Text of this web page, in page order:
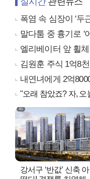
폭염 속 심장이 '두
말다툼 중 흉기로 '
엘리베이터 앞 휠
김원훈 주식 1억8
내연녀에게 2억
"오래 참았죠? 자, 오
강서구 ‘반값’ 신축